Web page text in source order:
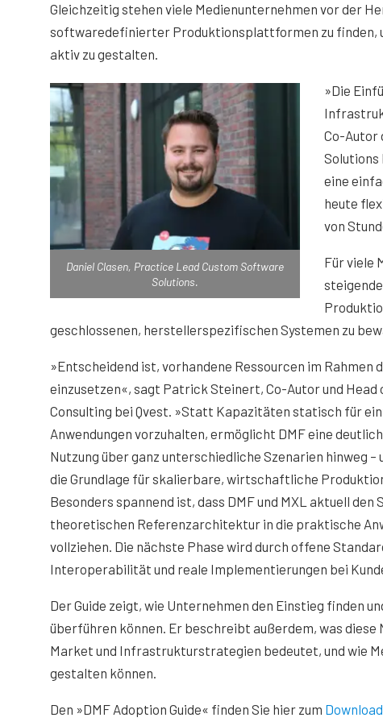
Gleichzeitig stehen viele Medienunternehmen vor der
softwaredefinierter Produktionsplattformen zu finden,
aktiv zu gestalten.
Daniel Clasen, Practice Lead Custom Software
Solutions.
»Die
Co-Autor
eine
heute
von
Für viele
geschlossenen, herstellerspezifischen Systemen zu
»Entscheidend ist, vorhandene Ressourcen im Rahmen
einzusetzen«, sagt Patrick Steinert, Co-Autor und Head
Consulting bei Qvest. »Statt Kapazitäten statisch für
Anwendungen vorzuhalten, ermöglicht DMF eine
Nutzung über ganz unterschiedliche Szenarien hinweg
die Grundlage für skalierbare, wirtschaftliche
Besonders spannend ist, dass DMF und MXL aktuell den
theoretischen Referenzarchitektur in die praktische
vollziehen. Die nächste Phase wird durch offene
Interoperabilität und reale Implementierungen bei
Der Guide zeigt, wie Unternehmen den Einstieg finden
überführen können. Er beschreibt außerdem, was
Market und Infrastrukturstrategien bedeutet, und wie
gestalten können.
Den »DMF Adoption Guide« finden Sie hier zum Download